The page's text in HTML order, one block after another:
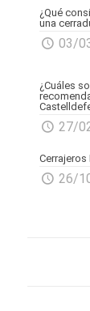
¿Qué
una
03/
¿Cuáles
27/
Cerrajeros
26/